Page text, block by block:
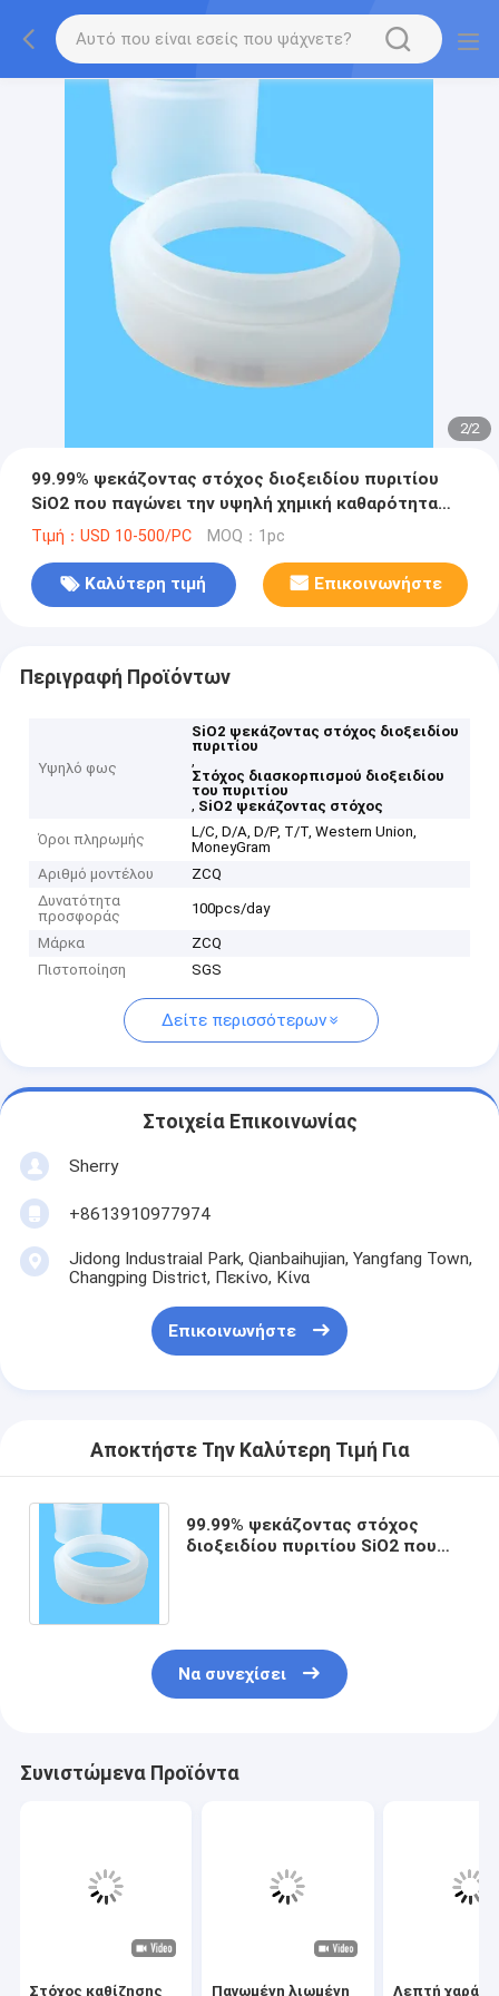
2/2
99.99% ψεκάζοντας στόχος διοξειδίου πυριτίου
SiO2 που παγώνει την υψηλή χημική καθαρότητα
επιφάνειας
Τιμή：USD 10-500/PC MOQ：1pc
Καλύτερη τιμή Επικοινωνήστε
Περιγραφή Προϊόντων
Υψηλό φως
SiO2 ψεκάζοντας στόχος διοξειδίου
πυριτίου
,
Στόχος διασκορπισμού διοξειδίου
του πυριτίου
, SiO2 ψεκάζοντας στόχος
Όροι πληρωμής
L/C, D/A, D/P, T/T, Western Union,
MoneyGram
Αριθμό μοντέλου
ZCQ
Δυνατότητα
προσφοράς
100pcs/day
Μάρκα
ZCQ
Πιστοποίηση
SGS
Δείτε περισσότερων
Στοιχεία Επικοινωνίας
Sherry
+8613910977974
Jidong Industraial Park, Qianbaihujian, Yangfang Town,
Changping District, Πεκίνο, Κίνα
Επικοινωνήστε
Αποκτήστε Την Καλύτερη Τιμή Για
99.99% ψεκάζοντας στόχος
διοξειδίου πυριτίου SiO2 που
Να συνεχίσει
Συνιστώμενα Προϊόντα
Στόχος καθίζησης Παγωμένη λιωμένη Λεπτή